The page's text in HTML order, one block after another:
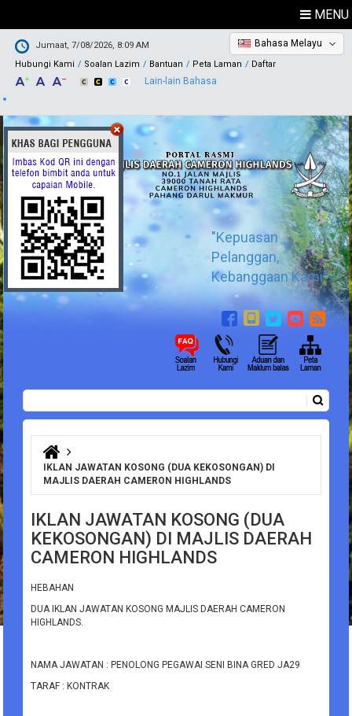
MENU
Jumaat, 7/08/2026, 8:09 AM
Hubungi Kami
Soalan Lazim Bantuan Peta Laman Daftar
Bahasa Melayu
Lain-lain Bahasa
"Kepuasan
Pelanggan,
Kebanggaan Kami"
Borang carian
Anda di sini
IKLAN JAWATAN KOSONG (DUA KEKOSONGAN) DI
MAJLIS DAERAH CAMERON HIGHLANDS
IKLAN JAWATAN KOSONG (DUA
KEKOSONGAN) DI MAJLIS DAERAH
CAMERON HIGHLANDS
HEBAHAN
DUA IKLAN JAWATAN KOSONG MAJLIS DAERAH CAMERON
HIGHLANDS.
NAMA JAWATAN : PENOLONG PEGAWAI SENI BINA GRED JA29
TARAF : KONTRAK